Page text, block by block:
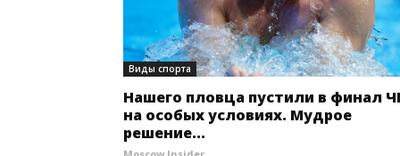
Виды спорта
Нашего пловца пустили в финал
на особых условиях. Мудрое
решение...